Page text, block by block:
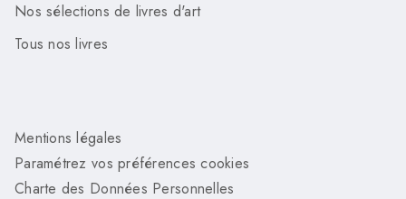
Nos sélections de livres d'art
Tous nos livres
Mentions légales
Paramétrez vos préférences cookies
Charte des Données Personnelles